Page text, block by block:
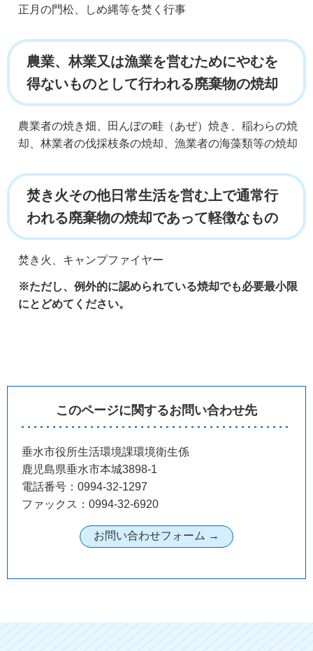
正月の門松、しめ縄等を焚く行事
農業、林業又は漁業を営むためにやむを
得ないものとして行われる廃棄物の焼却
農業者の焼き畑、田んぼの畦（あぜ）焼き、稲わらの焼
却、林業者の伐採枝条の焼却、漁業者の海藻類等の焼却
焚き火その他日常生活を営む上で通常行
われる廃棄物の焼却であって軽徴なもの
焚き火、キャンプファイヤー
※ただし、例外的に認められている焼却でも必要最小限
にとどめてください。
このページに関するお問い合わせ先
垂水市役所生活環境課環境衛生係
鹿児島県垂水市本城3898-1
電話番号：0994-32-1297
ファックス：0994-32-6920